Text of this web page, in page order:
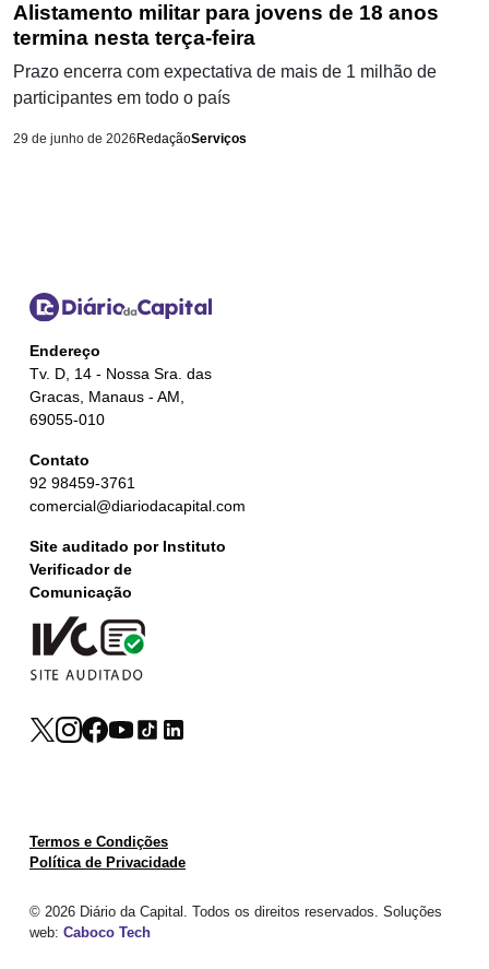
Alistamento militar para jovens de 18 anos
termina nesta terça-feira
Prazo encerra com expectativa de mais de 1 milhão de
participantes em todo o país
29 de junho de 2026 RedaçãoServiços
Endereço
Tv. D, 14 - Nossa Sra. das
Gracas, Manaus - AM,
69055-010
Contato
92 98459-3761
comercial@diariodacapital.com
Site auditado por Instituto
Verificador de
Comunicação
© 2026 Diário da Capital. Todos os direitos reservados. Soluções
web: Caboco Tech
Termos e Condições
Política de Privacidade